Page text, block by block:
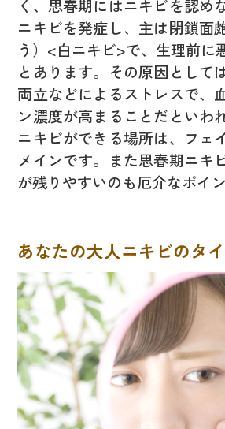
く、思春期にはニキビを認め
ニキビを発症し、主は閉鎖面
う）<白ニキビ>で、生理前に
とあります。その原因として
両立などによるストレスで、
ン濃度が高まることだといわ
ニキビができる場所は、フェ
メインです。また思春期ニキ
が残りやすいのも厄介なポイン
あなたの大人ニキビのタ